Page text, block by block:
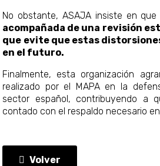
No obstante, ASAJA insiste en que
acompañada de una revisión
que evite que estas
en el futuro.
Finalmente, esta organización
realizado por el MAPA en la
sector español, contribuyendo a
contado con el respaldo necesario
Volver